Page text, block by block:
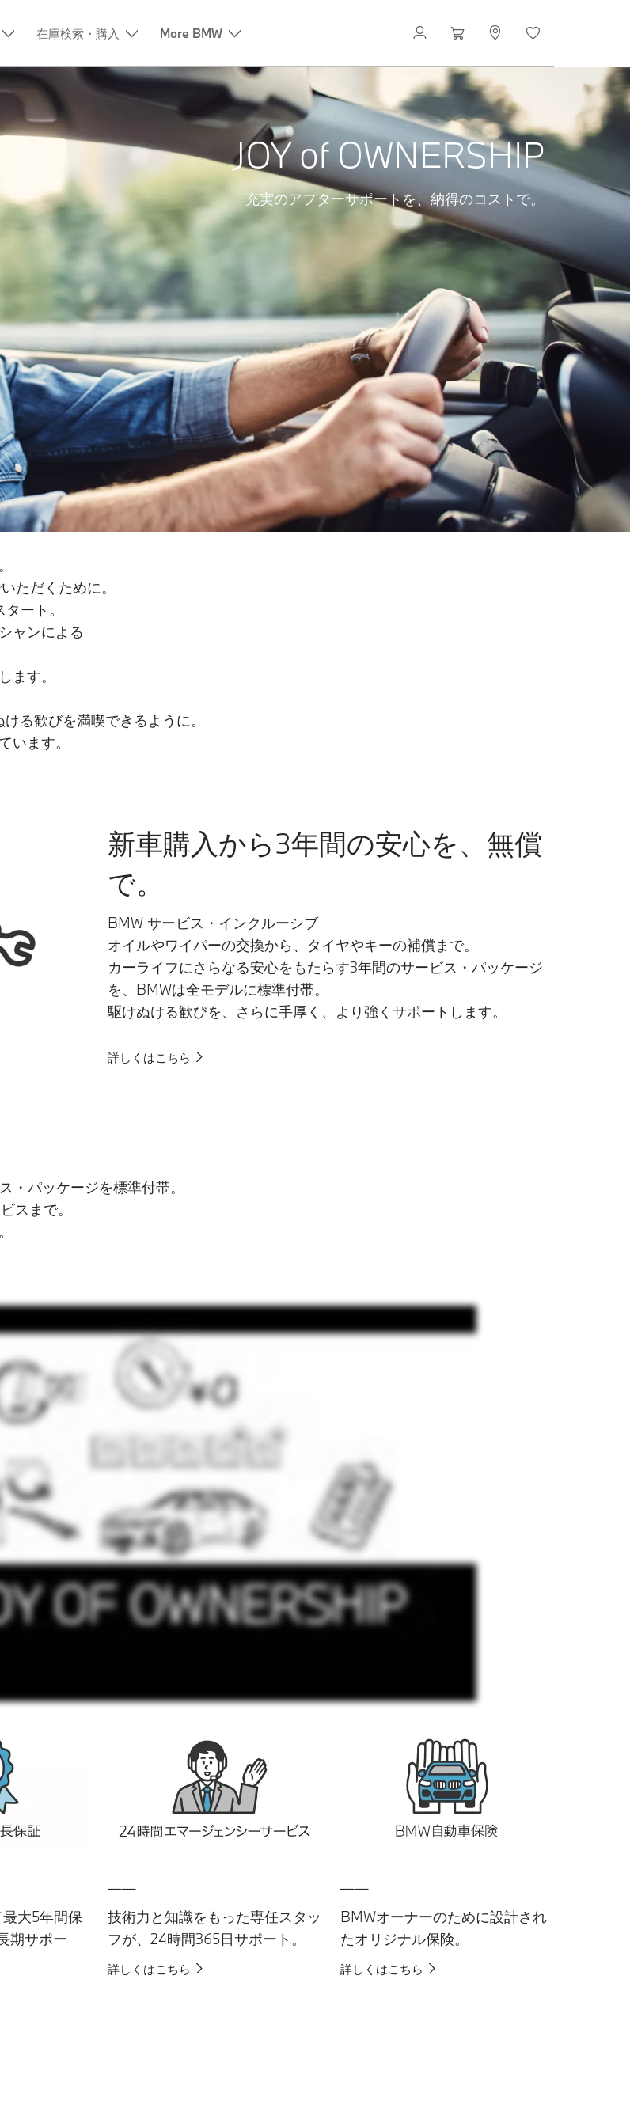
在庫検索・購入 More BMW
JOY of OWNERSHIP
充実のアフターサポートを、納得のコストで。
ただくために。
ート。
ャンによる
ます。
る歓びを満喫できるように。
います。
新車購入から3年間の安心を、無償
で。
BMW サービス・インクルーシブ
オイルやワイパーの交換から、タイヤやキーの補償まで。
カーライフにさらなる安心をもたらす3年間のサービス・パッケージ
を、BMWは全モデルに標準付帯。
駆けぬける歓びを、さらに手厚く、より強くサポートします。
詳しくはこちら
パッケージを標準付帯。
スまで。
大5年間保
期サポー
技術力と知識をもった専任スタッ
フが、24時間365日サポート。
詳しくはこちら
BMWオーナーのために設計され
たオリジナル保険。
詳しくはこちら